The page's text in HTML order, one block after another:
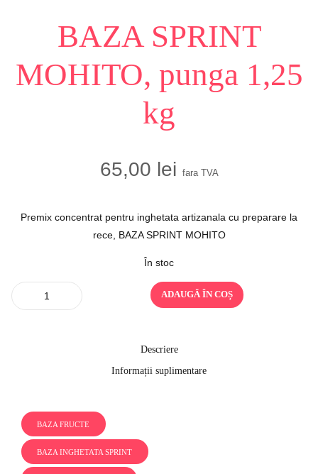
BAZA SPRINT
MOHITO, punga 1,25
kg
65,00 lei fara TVA
Premix concentrat pentru inghetata artizanala cu preparare la
rece, BAZA SPRINT MOHITO
În stoc
Quantity ADAUGĂ ÎN COȘ
Descriere
Informații suplimentare
BAZA FRUCTE
BAZA INGHETATA SPRINT